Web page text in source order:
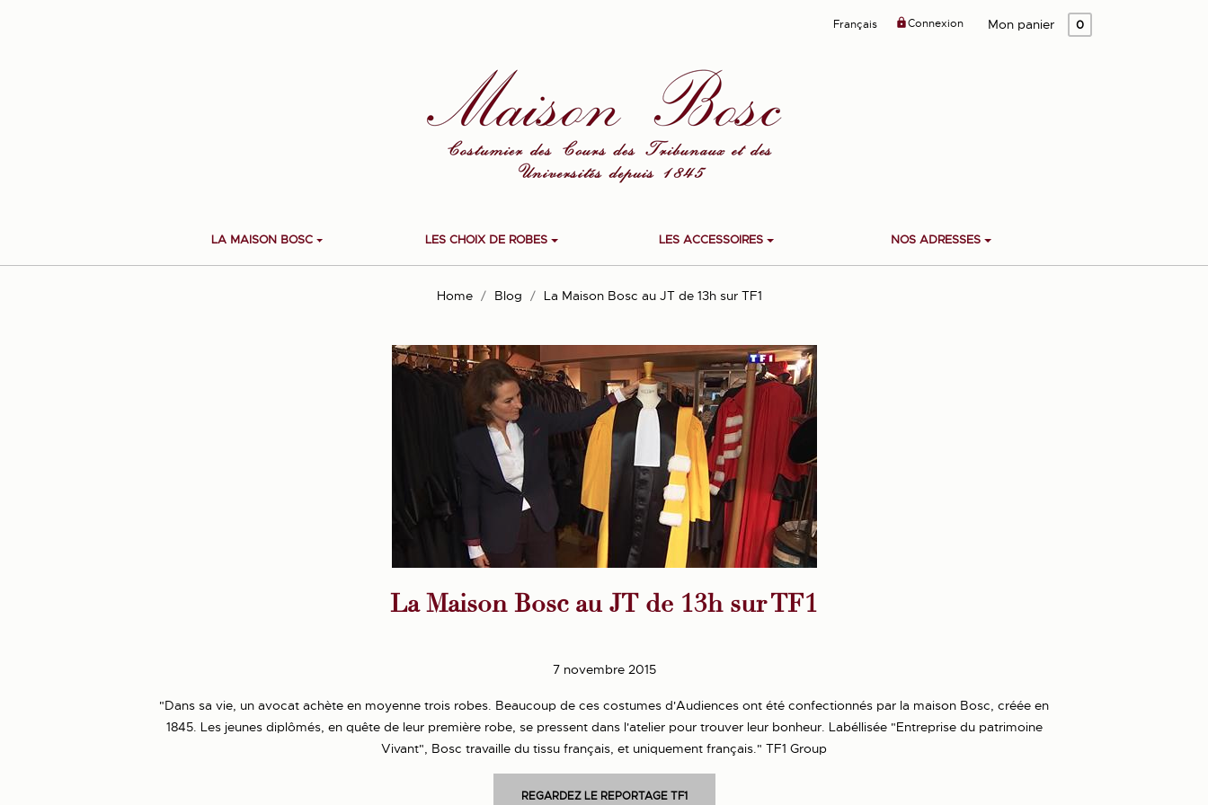
Français Connexion Mon panier 0
LA MAISON BOSC LES CHOIX DE ROBES LES ACCESSOIRES NOS ADRESSES
Home Blog La Maison Bosc au JT de 13h sur TF1
La Maison Bosc au JT de 13h sur TF1
7 novembre 2015
"Dans sa vie, un avocat achète en moyenne trois robes. Beaucoup de ces costumes d'Audiences ont été confectionnés par la maison Bosc, créée en
1845. Les jeunes diplômés, en quête de leur première robe, se pressent dans l'atelier pour trouver leur bonheur. Labéllisée "Entreprise du patrimoine
Vivant", Bosc travaille du tissu français, et uniquement français." TF1 Group
REGARDEZ LE REPORTAGE TF1